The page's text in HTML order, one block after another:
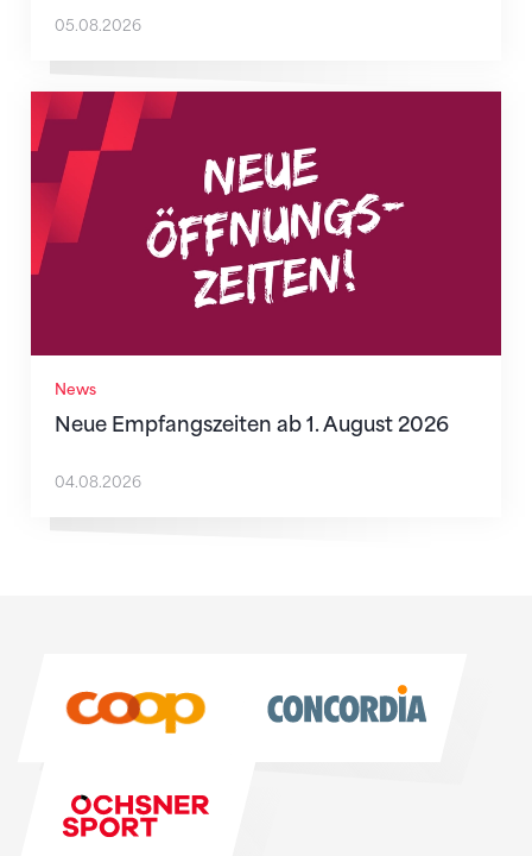
05.08.2026
News
Neue Empfangszeiten ab 1. August 2026
Neue Empfangszeiten ab 1. August 2026
04.08.2026